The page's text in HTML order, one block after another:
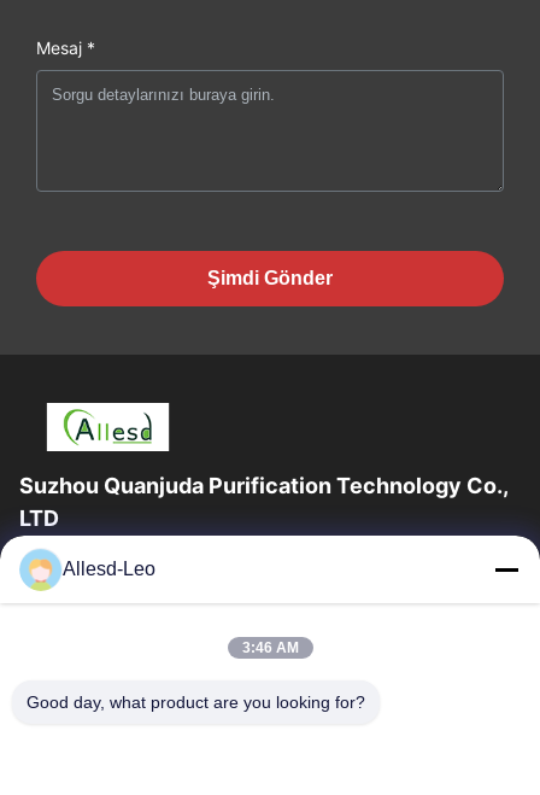
Mesaj *
Şimdi Gönder
Suzhou Quanjuda Purification Technology Co.,
LTD
16 yıllık Tecrübe, ESD ve Temiz Oda ürünlerinin lider üreticisi ve
ihracatçısı olarak, eksiksiz bir ESD ve Temiz Oda ekipmanı ve
Ev
Ürün:% S
Allesd-Leo
3:46 AM
Good day, what product are you looking for?